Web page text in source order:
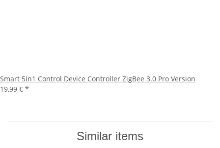
Smart 5in1 Control Device Controller ZigBee 3.0 Pro Version
19,99 € *
Similar items